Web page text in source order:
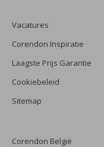
Vacatures
Corendon Inspiratie
Laagste Prijs Garantie
Cookiebeleid
Sitemap
Corendon België